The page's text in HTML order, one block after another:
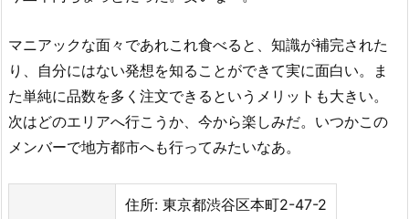
マニアックな面々であれこれ食べると、知識が補完された
り、自分にはない発想を知ることができて実に面白い。ま
た単純に品数を多く注文できるというメリットも大きい。
次はどのエリアへ行こうか、今から楽しみだ。いつかこの
メンバーで地方都市へも行ってみたいなあ。
住所: 東京都渋谷区本町2-47-2